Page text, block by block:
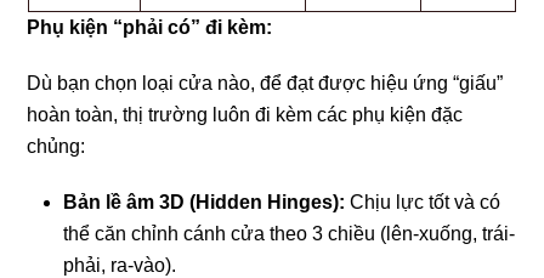
Phụ kiện “phải có” đi kèm:
Dù bạn chọn loại cửa nào, để đạt được hiệu ứng “giấu”
hoàn toàn, thị trường luôn đi kèm các phụ kiện đặc
chủng:
Bản lề âm 3D (Hidden Hinges): Chịu lực tốt và có
thể căn chỉnh cánh cửa theo 3 chiều (lên-xuống, trái-
phải, ra-vào).